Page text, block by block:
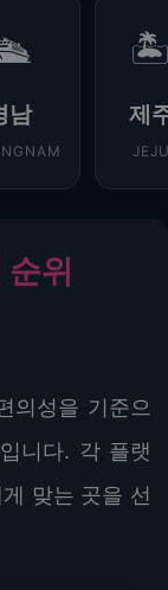
남 제
위
의성을 기준으
니다. 각 플랫
맞는 곳을 선